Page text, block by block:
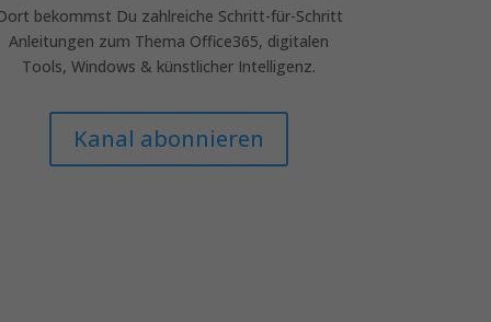
bekommst Du zahlreiche Schritt-für-Schritt
Anleitungen zum Thema Office365, digitalen
Tools, Windows & künstlicher Intelligenz.
Kanal abonnieren